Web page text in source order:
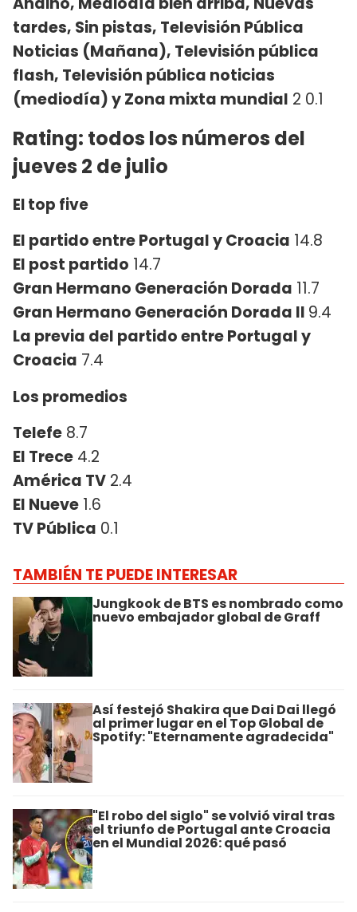
tardes, Sin pistas, Televisión Pública
Noticias (Mañana), Televisión pública
flash, Televisión pública noticias
(mediodía) y Zona mixta mundial 2 0.1
Rating: todos los números del
jueves 2 de julio
El top five
El partido entre Portugal y Croacia 14.8
El post partido 14.7
Gran Hermano Generación Dorada 11.7
Gran Hermano Generación Dorada II 9.4
La previa del partido entre Portugal y
Croacia 7.4
Los promedios
Telefe 8.7
El Trece 4.2
América TV 2.4
El Nueve 1.6
TV Pública 0.1
TAMBIÉN TE PUEDE INTERESAR
Jungkook de BTS es nombrado como
nuevo embajador global de Graff
Así festejó Shakira que Dai Dai llegó
al primer lugar en el Top Global de
Spotify: "Eternamente agradecida"
"El robo del siglo" se volvió viral tras
el triunfo de Portugal ante Croacia
en el Mundial 2026: qué pasó